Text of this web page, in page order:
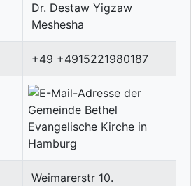
Dr. Destaw Yigzaw
Meshesha
+49 +4915221980187
Weimarerstr 10.